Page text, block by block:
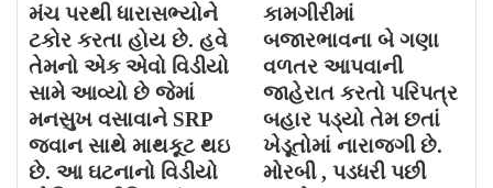
મંચ પરથી ધારાસભ્યોને
ટકોર કરતા હોય છે. હવે
તેમનો એક એવો વિડીયો
સામે આવ્યો છે જેમાં
મનસુખ વસાવાને SRP
જવાન સાથે માથકૂટ થઇ
છે. આ ઘટનાનો વિડીયો
કામગીરીમાં
બજારભાવના બે ગણા
વળતર આપવાની
જાહેરાત કરતો પરિપત્ર
બહાર પડ્યો તેમ છતાં
ખેડૂતોમાં નારાજગી છે.
મોરબી , પડધરી પછી